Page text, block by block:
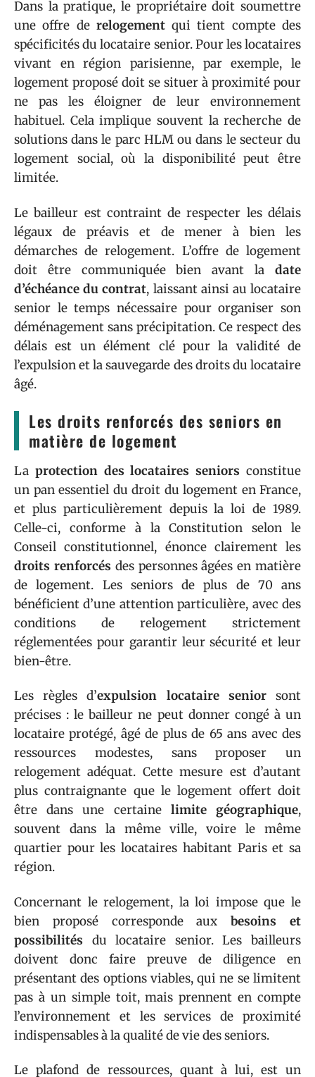
Dans la pratique, le propriétaire doit soumettre
une offre de relogementqui tient compte des
spécificités du locataire senior. Pour les locataires
vivant en région parisienne, par exemple, le
logement proposé doit se situer à proximité pour
ne pas les éloigner de leur environnement
habituel. Cela implique souvent la recherche de
solutions dans le parc HLM ou dans le secteur du
logement social, où la disponibilité peut être
limitée.
Le bailleur est contraint de respecter les délais
légaux de préavis et de mener à bien les
démarches de relogement. L’offre de logement
doit être communiquée bien avant la date
d’échéance du contrat, laissant ainsi au locataire
senior le temps nécessaire pour organiser son
déménagement sans précipitation. Ce respect des
délais est un élément clé pour la validité de
l’expulsion et la sauvegarde des droits du locataire
âgé.
Les droits renforcés des seniors en
matière de logement
La protection des locataires seniors constitue
un pan essentiel du droit du logement en France,
et plus particulièrement depuis la loi de 1989.
Celle-ci, conforme à la Constitution selon le
Conseil constitutionnel, énonce clairement les
droits renforcés des personnes âgées en matière
de logement. Les seniors de plus de 70 ans
bénéficient d’une attention particulière, avec des
conditions de relogement strictement
réglementées pour garantir leur sécurité et leur
bien-être.
Les règles d’expulsion locataire seniorsont
précises : le bailleur ne peut donner congé à un
locataire protégé, âgé de plus de 65 ans avec des
ressources modestes, sans proposer un
relogement adéquat. Cette mesure est d’autant
plus contraignante que le logement offert doit
être dans une certaine limite géographique,
souvent dans la même ville, voire le même
quartier pour les locataires habitant Paris et sa
région.
Concernant le relogement, la loi impose que le
bien proposé corresponde auxbesoins et
possibilités du locataire senior. Les bailleurs
doivent donc faire preuve de diligence en
présentant des options viables, qui ne se limitent
pas à un simple toit, mais prennent en compte
l’environnement et les services de proximité
indispensables à la qualité de vie des seniors.
Le plafond de ressources, quant à lui, est un